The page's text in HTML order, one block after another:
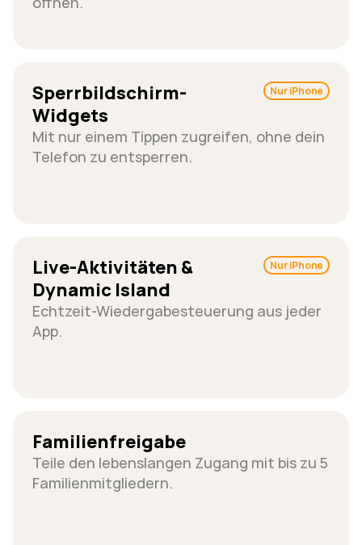
Nur iPhone
Sperrbildschirm-
Widgets
Mit nur einem Tippen zugreifen, ohne dein
Telefon zu entsperren.
Nur iPhone
Live-Aktivitäten &
Dynamic Island
Echtzeit-Wiedergabesteuerung aus jeder
App.
Familienfreigabe
Teile den lebenslangen Zugang mit bis zu 5
Familienmitgliedern.